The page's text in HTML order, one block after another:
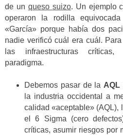
de un queso suizo. Un ejemplo
operaron la rodilla
«García» porque había dos
nadie verificó cuál era cuál.
las infraestructuras
paradigma.
Debemos pasar de la AQL
la industria occidental a
calidad «aceptable» (AQL),
el 6 Sigma (cero
críticas, asumir riesgos por